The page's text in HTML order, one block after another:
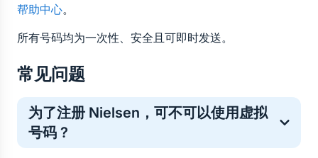
帮助中心。
所有号码均为一次性、安全且可即时发送。
常见问题
为了注册 Nielsen，可不可以使用虚拟
号码 ?